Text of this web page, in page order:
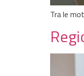
Tra le